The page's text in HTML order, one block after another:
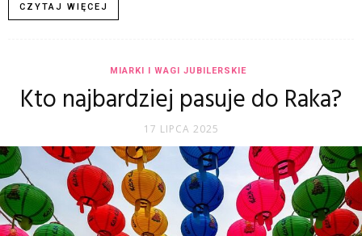
CZYTAJ WIĘCEJ
MIARKI I WAGI JUBILERSKIE
Kto najbardziej pasuje do Raka?
17 LIPCA 2025